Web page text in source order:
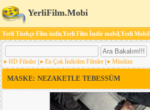
YerliFilm.Mobi
Yerli Türkçe Film indir,Yerli Film İndir mobil,Yerli Mobil
HD Filmler En Çok İndirilen Filmler Müslüm
MASKE: NEZAKETLE TEBESSÜM